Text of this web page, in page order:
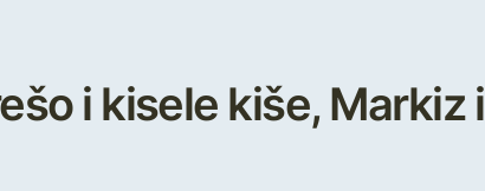
i kisele kiše, Markiz i